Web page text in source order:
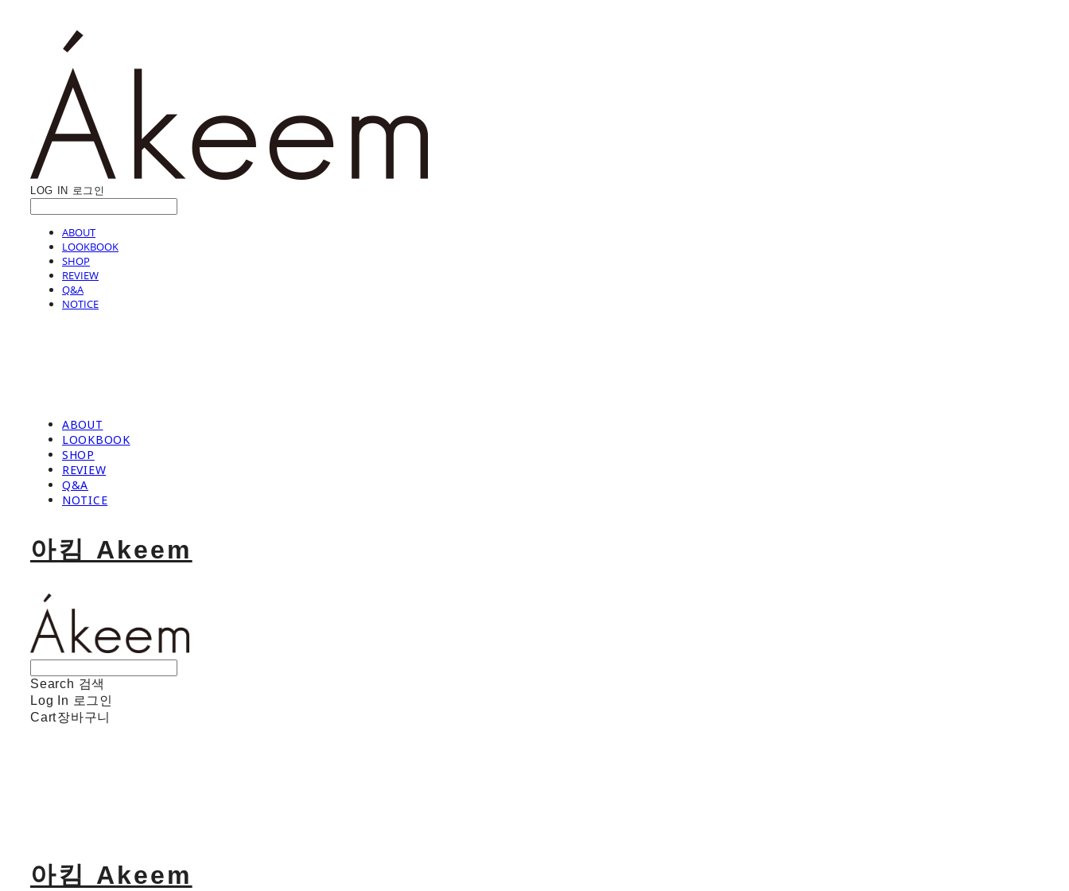
LOG IN 로그인
ABOUT
LOOKBOOK
SHOP
REVIEW
Q&A
NOTICE
ABOUT
LOOKBOOK
SHOP
REVIEW
Q&A
NOTICE
아킴 Akeem
Search 검색
Log In 로그인
Cart장바구니
아킴 Akeem